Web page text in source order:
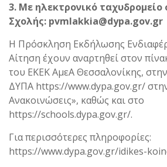
3. Με ηλεκτρονικό
Σχολής: pvmlakkia@dypa.gov.gr
Η Πρόσκληση Εκδήλωσης
Αίτηση έχουν αναρτηθεί στον
του ΕΚΕΚ ΑμεΑ Θεσσαλονίκης,
ΔΥΠΑ https://www.dypa.gov.gr/
Ανακοινώσεις», καθώς και στο
https://schools.dypa.gov.gr/.
Για περισσότερες πληροφορίες:
https://www.dypa.gov.gr/idikes-